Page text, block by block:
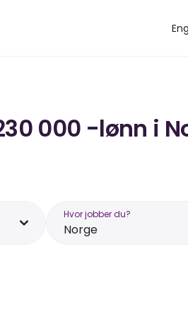
000 -lønn i
Hvor jobber du?
Norge